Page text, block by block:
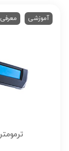
آموزشی معرفی